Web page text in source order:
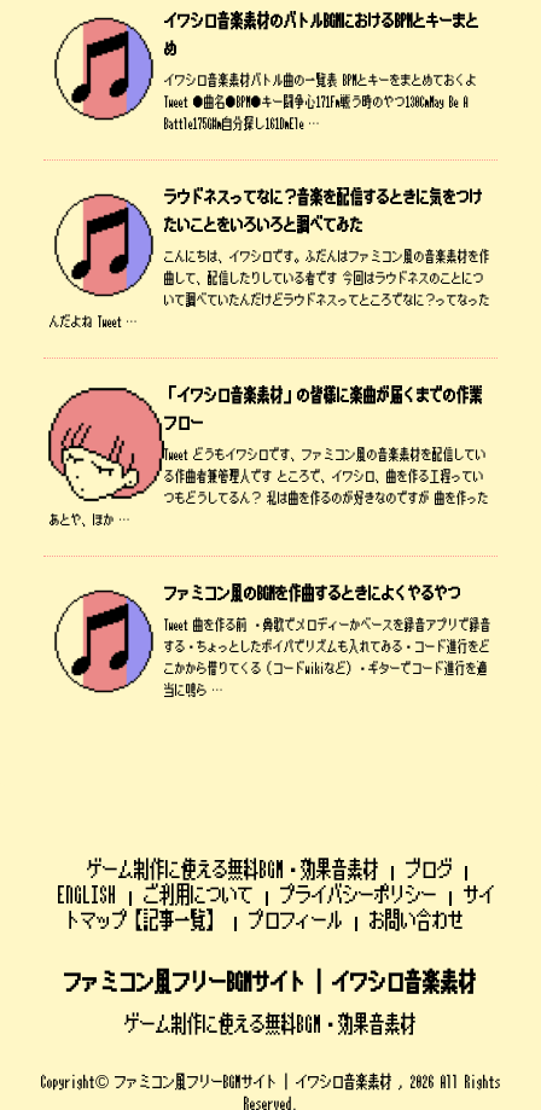
イワシロ音楽素材のバトルBGMにおけるBPMとキーまと
め
イワシロ音楽素材バトル曲の一覧表 BPMとキーをまとめておくよ
Tweet ●曲名●BPM●キー闘争心171Fm戦う時のやつ130CmMay Be A
Battle175G#m自分探し161DmEle …
ラウドネスってなに？音楽を配信するときに気をつけ
たいことをいろいろと調べてみた
こんにちは、イワシロです。ふだんはファミコン風の音楽素材を作
曲して、配信したりしている者です 今回はラウドネスのことにつ
いて調べていたんだけどラウドネスってところでなに？ってなった
んだよね Tweet …
「イワシロ音楽素材」の皆様に楽曲が届くまでの作業
フロー
Tweet どうもイワシロです、ファミコン風の音楽素材を配信してい
る作曲者兼管理人です ところで、イワシロ、曲を作る工程ってい
つもどうしてるん？ 私は曲を作るのが好きなのですが 曲を作った
あとや、ほか …
ファミコン風のBGMを作曲するときによくやるやつ
Tweet 曲を作る前 ・鼻歌でメロディーかベースを録音アプリで録音
する・ちょっとしたボイパでリズムも入れてみる・コード進行をど
こかから借りてくる（コードwikiなど）・ギターでコード進行を適
当に鳴ら …
ゲーム制作に使える無料BGM・効果音素材
ブログ
ENGLISH
ご利用について プライバシーポリシー
サイ
トマップ【記事一覧】
プロフィール お問い合わせ
ファミコン風フリーBGMサイト | イワシロ音楽素材
ゲーム制作に使える無料BGM・効果音素材
Copyright© ファミコン風フリーBGMサイト | イワシロ音楽素材 , 2026 All Rights
Reserved.